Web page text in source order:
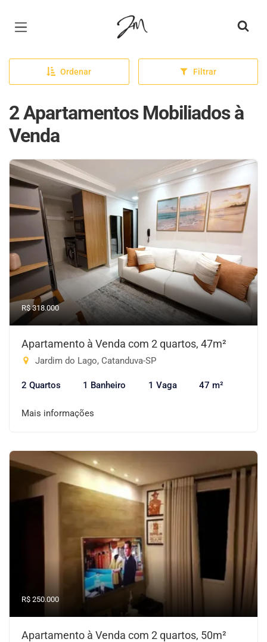
Página inicial
Ordenar Filtrar
2 Apartamentos Mobiliados à
Venda
R$ 318.000
Apartamento à Venda com 2 quartos, 47m²
Jardim do Lago, Catanduva-SP
2 Quartos 1 Banheiro 1 Vaga 47 m²
Mais informações
R$ 250.000
Apartamento à Venda com 2 quartos, 50m²